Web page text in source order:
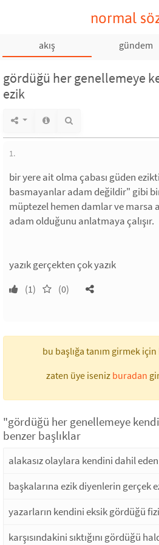
normal
akış gündem
gördüğü her genellemeye
ezik
1.
bir yere ait olma çabası güden
basmayanlar adam değildir" gibi
müptezel hemen damlar ve marsa
adam olduğunu anlatmaya çalışır.
yazık gerçekten çok yazık
(1) (0)
bu başlığa tanım girmek için
zaten üye iseniz buradan
"gördüğü her genellemeye
benzer başlıklar
alakasız olaylara kendini dahil
başkalarına ezik diyenlerin gerçek
yazarların kendini eksik gördüğü
karşısındakini sıktığını gördüğü